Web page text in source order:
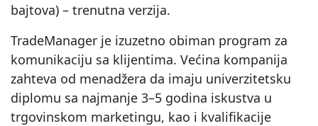
bajtova) – trenutna verzija.
TradeManager je izuzetno obiman program za
komunikaciju sa klijentima. Većina kompanija
zahteva od menadžera da imaju univerzitetsku
diplomu sa najmanje 3–5 godina iskustva u
trgovinskom marketingu, kao i kvalifikacije